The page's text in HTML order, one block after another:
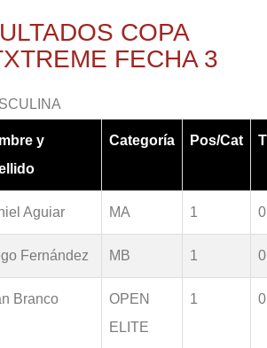
COPA
FECHA 3
y
Categoría Pos/Cat
Aguiar MA 1
Fernández MB 1
Branco
OPEN
ELITE
1